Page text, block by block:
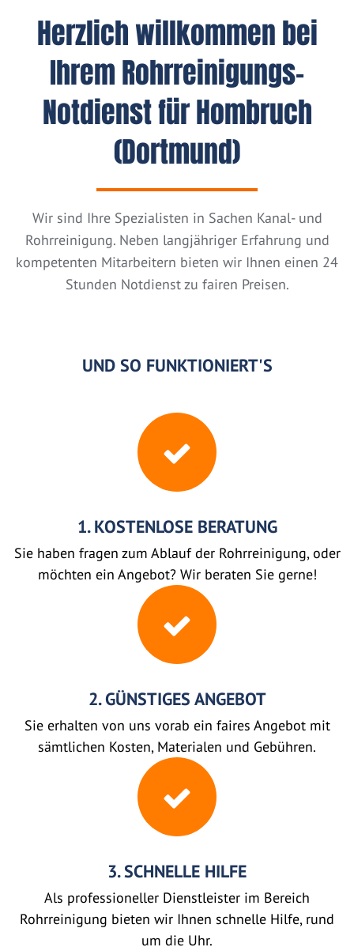
Herzlich willkommen bei
Ihrem Rohrreinigungs-
Notdienst für Hombruch
(Dortmund)
Wir sind Ihre Spezialisten in Sachen Kanal- und
Rohrreinigung. Neben langjähriger Erfahrung und
kompetenten Mitarbeitern bieten wir Ihnen einen 24
Stunden Notdienst zu fairen Preisen.
UND SO FUNKTIONIERT'S
1. KOSTENLOSE BERATUNG
Sie haben fragen zum Ablauf der Rohrreinigung, oder
möchten ein Angebot? Wir beraten Sie gerne!
2. GÜNSTIGES ANGEBOT
Sie erhalten von uns vorab ein faires Angebot mit
sämtlichen Kosten, Materialen und Gebühren.
3. SCHNELLE HILFE
Als professioneller Dienstleister im Bereich
Rohrreinigung bieten wir Ihnen schnelle Hilfe, rund
um die Uhr.